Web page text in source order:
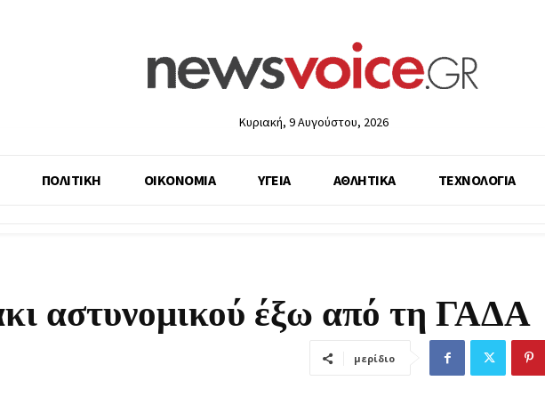
Κυριακή, 9 Αυγούστου, 2026
ΠΟΛΙΤΙΚΗ ΟΙΚΟΝΟΜΙΑ ΥΓΕΙΑ ΑΘΛΗΤΙΚΑ ΤΕΧΝΟΛΟΓΙΑ
αστυνομικού έξω από τη ΓΑΔΑ
μερίδιο